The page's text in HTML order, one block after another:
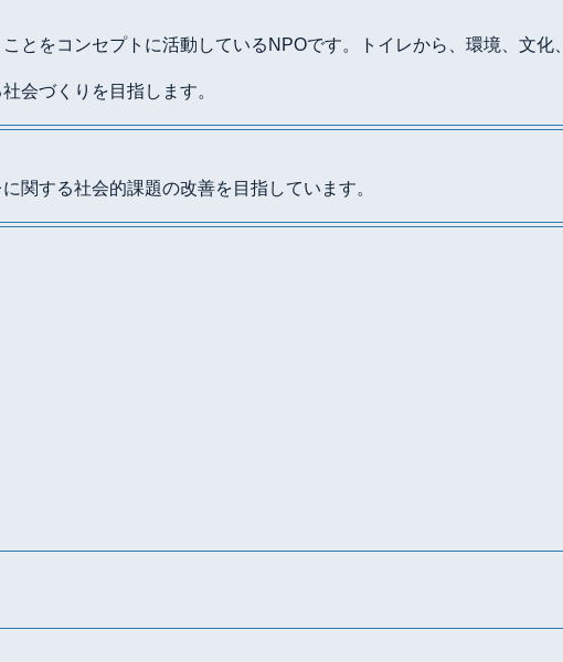
とをコンセプトに活動しているNPOです。トイレから、環境、文化、
会づくりを目指します。
関する社会的課題の改善を目指しています。